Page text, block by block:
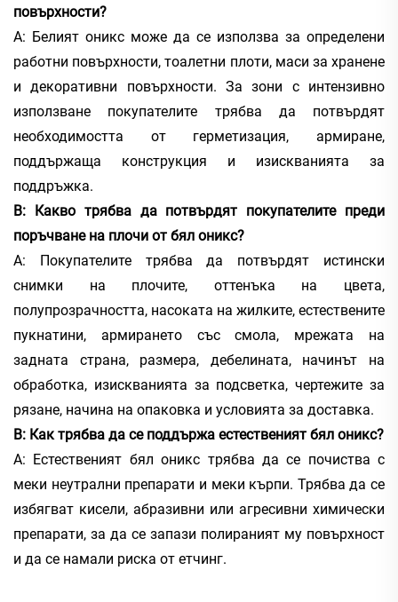
повърхности?
А: Белият оникс може да се използва за определени
работни повърхности, тоалетни плоти, маси за хранене
и декоративни повърхности. За зони с интензивно
използване покупателите трябва да потвърдят
необходимостта от герметизация, армиране,
поддържаща конструкция и изискванията за
поддръжка.
В: Какво трябва да потвърдят покупателите преди
поръчване на плочи от бял оникс?
А: Покупателите трябва да потвърдят истински
снимки на плочите, оттенъка на цвета,
полупрозрачността, насоката на жилките, естествените
пукнатини, армирането със смола, мрежата на
задната страна, размера, дебелината, начинът на
обработка, изискванията за подсветка, чертежите за
рязане, начина на опаковка и условията за доставка.
В: Как трябва да се поддържа естественият бял оникс?
А: Естественият бял оникс трябва да се почиства с
меки неутрални препарати и меки кърпи. Трябва да се
избягват кисели, абразивни или агресивни химически
препарати, за да се запази полираният му повърхност
и да се намали риска от етчинг.